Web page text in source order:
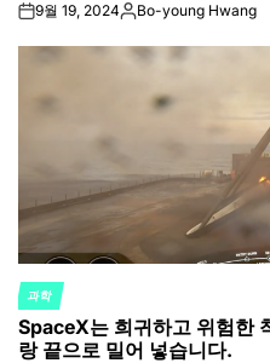
on9월 19, 2024Posted
Bo-young Hwang
POSTED
IN
과학
SpaceX는 희귀하고 위험한
랑 끝으로 밀어 넣습니다.